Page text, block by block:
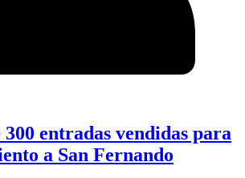
entradas vendidas para
a San Fernando